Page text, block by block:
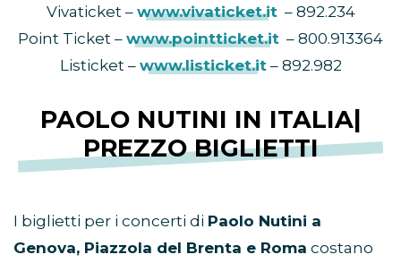
Vivaticket – www.vivaticket.it– 892.234
Point Ticket – www.pointticket.it – 800.913364
Listicket – www.listicket.it– 892.982
PAOLO NUTINI IN ITALIA|
PREZZO BIGLIETTI
I biglietti per i concerti di Paolo Nutini a
Genova, Piazzola del Brenta e Roma costano